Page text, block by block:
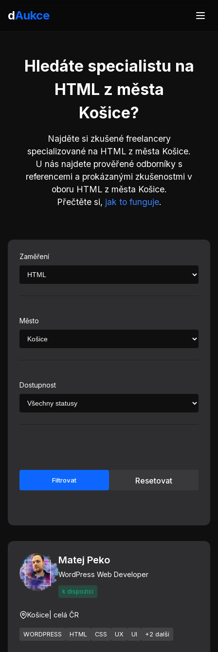
dAukce
Hledáte specialistu na
HTML z města
Košice?
Najděte si zkušené freelancery
specializované na HTML z města Košice.
U nás najdete prověřené odborníky s
referencemi a prokázanými zkušenostmi v
oboru HTML z města Košice.
Přečtěte si, jak to funguje.
Zaměření
Město
Dostupnost
Filtrovat Resetovat
Matej Peko
WordPress Web Developer
k dispozici
Košice | celá ČR
WORDPRESS HTML CSS UX UI +2 další